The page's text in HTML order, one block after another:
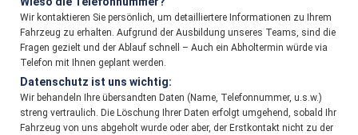
Wir kontaktieren Sie persönlich, um detailliertere Informationen zu Ihrem
Fahrzeug zu erhalten. Aufgrund der Ausbildung unseres Teams, sind die
Fragen gezielt und der Ablauf schnell – Auch ein Abholtermin würde via
Telefon mit Ihnen geplant werden.
Datenschutz ist uns wichtig:
Wir behandeln Ihre übersandten Daten (Name, Telefonnummer, u.s.w.)
streng vertraulich. Die Löschung Ihrer Daten erfolgt umgehend, sobald Ihr
Fahrzeug von uns abgeholt wurde oder aber, der Erstkontakt nicht zu der